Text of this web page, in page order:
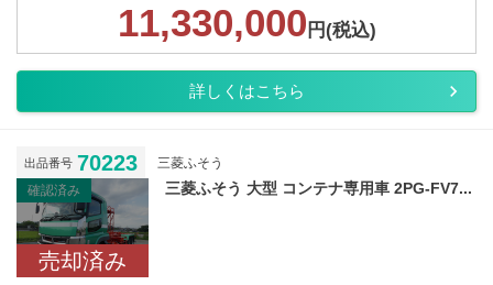
11,330,000 円(税込)
詳しくはこちら
出品番号 70223
三菱ふそう
確認済み
売却済み
三菱ふそう 大型 コンテナ専用車 2PG-FV7...